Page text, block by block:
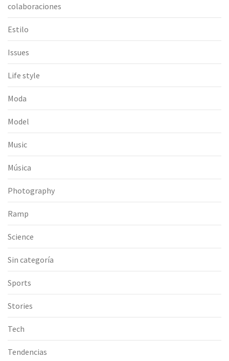
colaboraciones
Estilo
Issues
Life style
Moda
Model
Music
Música
Photography
Ramp
Science
Sin categoría
Sports
Stories
Tech
Tendencias